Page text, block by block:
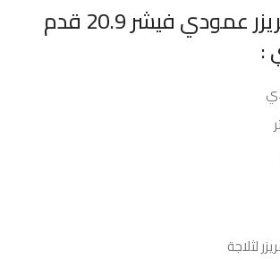
مواصفات فريزر عمودي فيشر 20.9 قدم
:
لثلاجة